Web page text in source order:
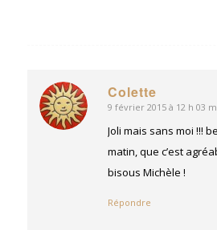
Colette
dit
:
9 février 2015 à 12 h 03
Joli mais sans moi !!!
matin, que c’est
bisous Michèle !
Répondre